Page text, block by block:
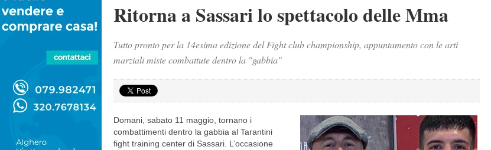
Ritorna a Sassari lo spettacolo delle Mma
Tutto pronto per la 14esima edizione del Fight club championship, appuntamento con le arti
marziali miste combattute dentro la "gabbia"
Domani, sabato 11 maggio, tornano i
combattimenti dentro la gabbia al Tarantini
fight training center di Sassari. L’occasione